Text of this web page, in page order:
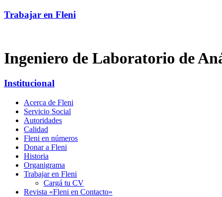
Trabajar en Fleni
Ingeniero de Laboratorio de
Institucional
Acerca de Fleni
Servicio Social
Autoridades
Calidad
Fleni en números
Donar a Fleni
Historia
Organigrama
Trabajar en Fleni
Cargá tu CV
Revista «Fleni en Contacto»